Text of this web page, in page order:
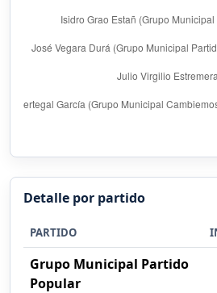
Detalle por partido
PARTIDO
Grupo Municipal Partido
Popular